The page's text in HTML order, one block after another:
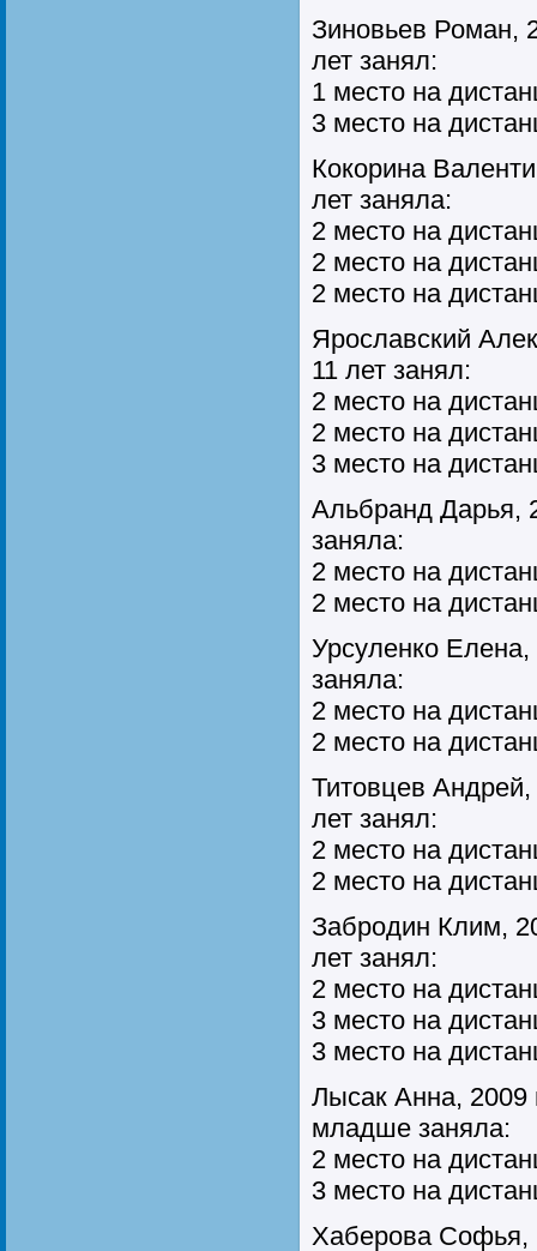
Зиновьев Роман,
лет занял:
1 место на
3 место на
Кокорина
лет заняла:
2 место на
2 место на
2 место на
Ярославский
11 лет занял:
2 место на
2 место на
3 место на
Альбранд Дарья,
заняла:
2 место на
2 место на
Урсуленко Елена,
заняла:
2 место на
2 место на
Титовцев Андрей,
лет занял:
2 место на
2 место на
Забродин Клим,
лет занял:
2 место на
3 место на
3 место на
Лысак Анна, 2009
младше заняла:
2 место на
3 место на
Хаберова Софья,